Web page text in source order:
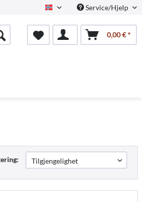
NorwegianService/Hjelp
0,00 € *